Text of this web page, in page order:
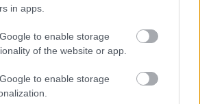
in apps.
to enable storage
of the website or app.
to enable storage
22.430.000
20.620.000